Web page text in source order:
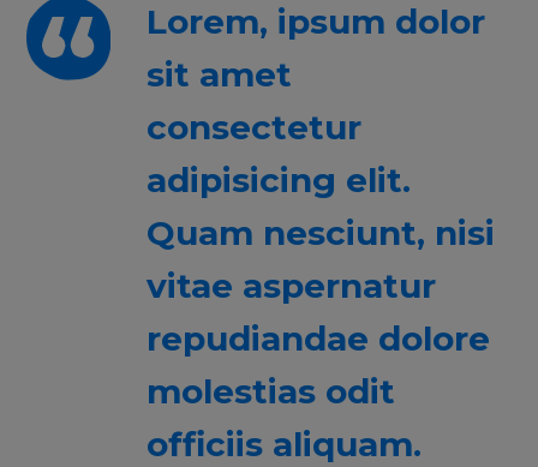
Lorem, ipsum dolor
sit amet
consectetur
adipisicing elit.
Quam nesciunt, nisi
vitae aspernatur
repudiandae dolore
molestias odit
officiis aliquam.